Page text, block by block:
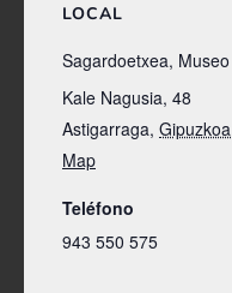
LOCAL
Sagardoetxea,
Kale Nagusia, 48
Astigarraga, Gipuzkoa
Map
Teléfono
943 550 575